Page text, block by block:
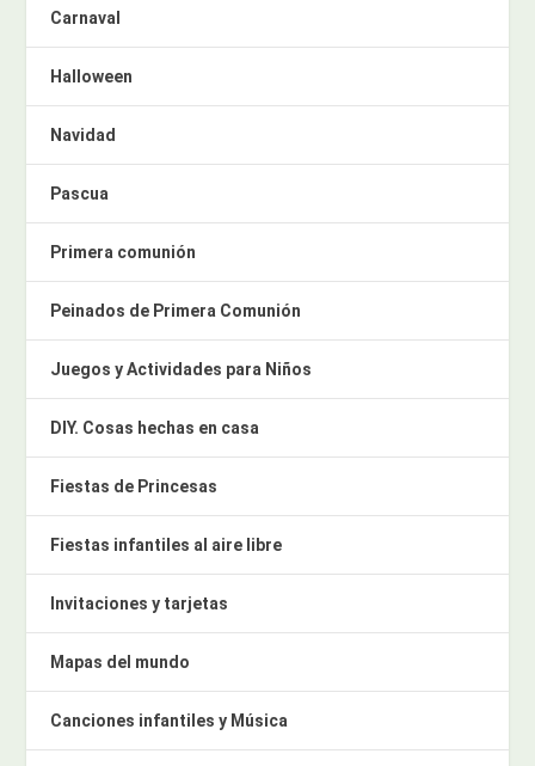
Carnaval
Halloween
Navidad
Pascua
Primera comunión
Peinados de Primera Comunión
Juegos y Actividades para Niños
DIY. Cosas hechas en casa
Fiestas de Princesas
Fiestas infantiles al aire libre
Invitaciones y tarjetas
Mapas del mundo
Canciones infantiles y Música